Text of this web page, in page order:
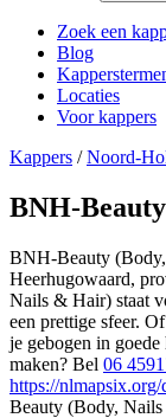
Zoek een
Blog
Locaties
Voor kappers
Kappers /Noord-
BNH-
BNH-Beauty
Heerhugowaard,
Nails & Hair) staat
een prettige sfeer.
je gebogen in
maken? Bel 06
https://
Beauty (Body,